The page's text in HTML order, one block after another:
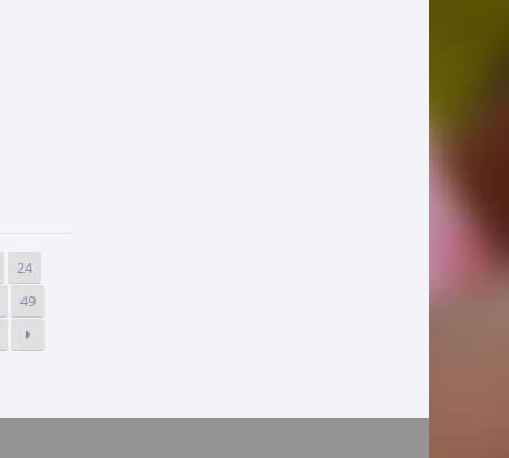
24
49